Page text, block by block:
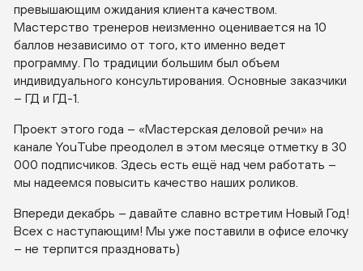
превышающим ожидания клиента качеством.
Мастерство тренеров неизменно оценивается на 10
баллов независимо от того, кто именно ведет
программу. По традиции большим был объем
индивидуального консультирования. Основные заказчики
– ГД и ГД-1.
Проект этого года – «Мастерская деловой речи» на
канале YouTube преодолел в этом месяце отметку в 30
000 подписчиков. Здесь есть ещё над чем работать –
мы надеемся повысить качество наших роликов.
Впереди декабрь – давайте славно встретим Новый Год!
Всех с наступающим! Мы уже поставили в офисе елочку
– не терпится праздновать)